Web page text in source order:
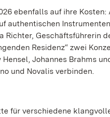
ebenfalls auf ihre
authentischen
Geschäftsführerin
Residenz“ zwei
Johannes Brahms
und Novalis verbinden.
für verschiedene